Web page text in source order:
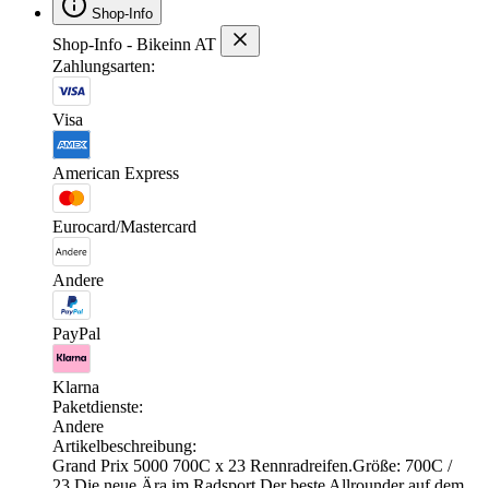
Shop-Info
Shop-Info - Bikeinn AT
Zahlungsarten:
Visa
American Express
Eurocard/Mastercard
Andere
PayPal
Klarna
Paketdienste:
Andere
Artikelbeschreibung:
Grand Prix 5000 700C x 23 Rennradreifen.Größe: 700C /